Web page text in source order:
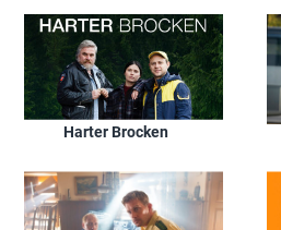
Harter Brocken